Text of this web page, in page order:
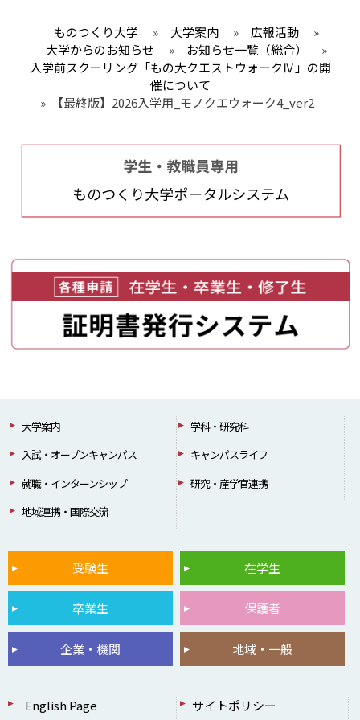
ものつくり大学 » 大学案内 » 広報活動
»
大学からのお知らせ
» お知らせ一覧（総合）
»
入学前スクーリング「もの大クエストウォークⅣ」の開
催について
»
【最終版】2026入学用_モノクエウォーク4_ver2
大学案内
学科・研究科
入試・オープンキャンパス
キャンパスライフ
就職・インターンシップ
研究・産学官連携
地域連携・国際交流
受験生 在学生
卒業生 保護者
企業・機関 地域・一般
English Page サイトポリシー